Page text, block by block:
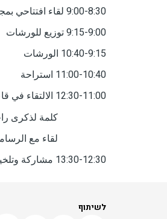
9:00-8:30 لقاء افتتاحي بمجموعات التدريبات الميدانية
9:15-9:00 توزيع للورشات
10:40-9:15 الورشات
11:00-10:40 استراحة
12:30-11:00 الالتقاء في قاعة الثقافة:
كلمة لذكرى راحيل
لقاء مع الرسامات
13:30-12:30 مشاركة وتلخيص في مجموعات التدريبات الميدانية
לשיתוף